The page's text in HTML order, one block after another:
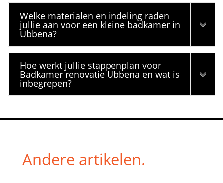
Welke materialen en indeling raden
jullie aan voor een kleine badkamer in
Ubbena?
Hoe werkt jullie stappenplan voor
Badkamer renovatie Ubbena en wat is
inbegrepen?
Andere artikelen.